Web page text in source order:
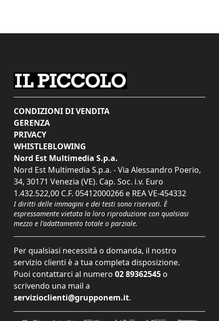
CONDIZIONI DI VENDITA
GERENZA
PRIVACY
WHISTLEBLOWING
Nord Est Multimedia S.p.a.
Nord Est Multimedia S.p.a. - Via Alessandro Poerio,
34, 30171 Venezia (VE). Cap. Soc. i.v. Euro
1.432.522,00 C.F. 05412000266 e REA VE-454332
I diritti delle immagini e dei testi sono riservati. È
espressamente vietata la loro riproduzione con qualsiasi
mezzo e l'adattamento totale o parziale.
Per qualsiasi necessità o domanda, il nostro
servizio clienti è a tua completa disposizione.
Puoi contattarci al numero 02 89362545 o
scrivendo una mail a
servizioclienti@grupponem.it.